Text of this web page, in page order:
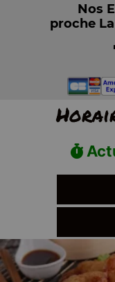
Nos
proche